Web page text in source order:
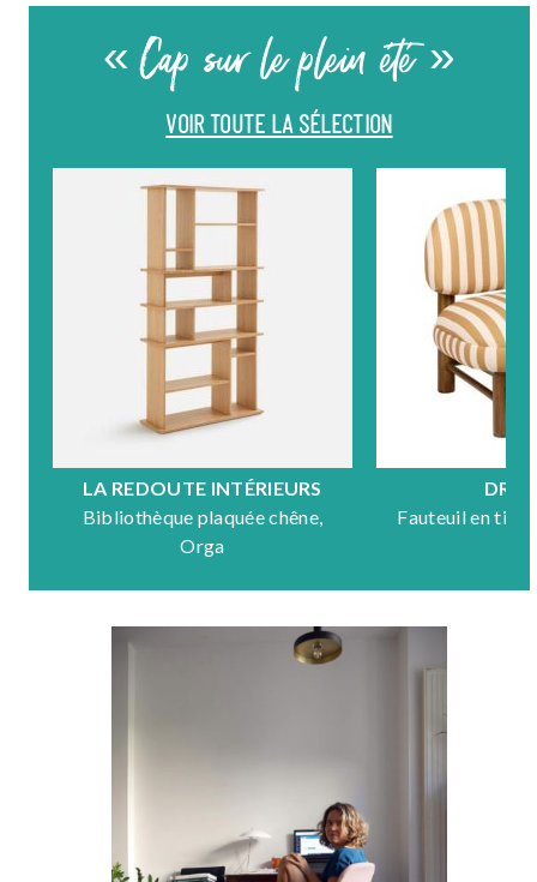
« Cap sur le plein été »
VOIR TOUTE LA SÉLECTION
LA REDOUTE INTÉRIEURS
Bibliothèque plaquée chêne,
Orga
Fauteuil en